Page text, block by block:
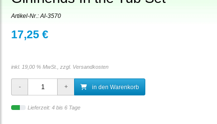
Artikel-Nr.: AI-3570
17,25 €
inkl. 19,00 % MwSt., zzgl. Versandkosten
in den Warenkorb
Lieferzeit: 4 bis 6 Tage